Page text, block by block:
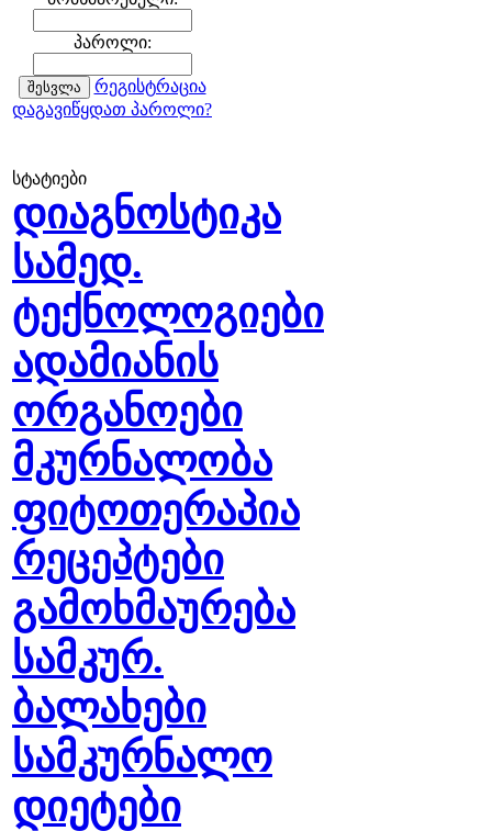
პაროლი:
რეგისტრაცია
დაგავიწყდათ პაროლი?
სტატიები
დიაგნოსტიკა
სამედ.
ტექნოლოგიები
ადამიანის
ორგანოები
მკურნალობა
ფიტოთერაპია
რეცეპტები
გამოხმაურება
სამკურ.
ბალახები
სამკურნალო
დიეტები